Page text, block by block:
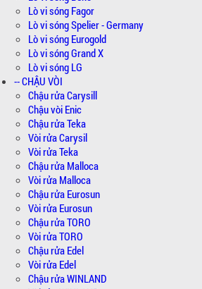
Lò vi sóng Fagor
Lò vi sóng Spelier - Germany
Lò vi sóng Eurogold
Lò vi sóng Grand X
Lò vi sóng LG
-- CHẬU VÒI
Chậu rửa Carysill
Chậu vòi Enic
Chậu rửa Teka
Vòi rửa Carysil
Vòi rửa Teka
Chậu rửa Malloca
Vòi rửa Malloca
Chậu rửa Eurosun
Vòi rửa Eurosun
Chậu rửa TORO
Vòi rửa TORO
Chậu rửa Edel
Vòi rửa Edel
Chậu rửa WINLAND